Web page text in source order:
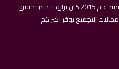
كانت دومًا احلامنا للهواة كبيرة , فمنذ عام 2015 كان يراودنا حلم تحقيق
التجميع يوفر اكبر كم